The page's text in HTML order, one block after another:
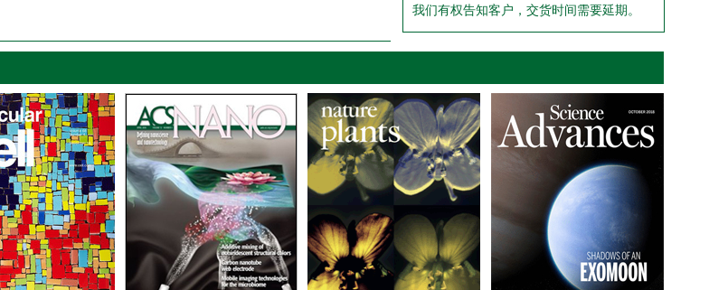
我们有权告知客户，交货时间需要延期。